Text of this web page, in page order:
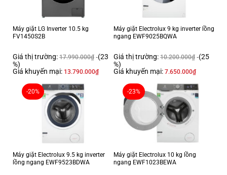
Máy giặt LG Inverter 10.5 kg
FV1450S2B
Giá thị trường: 17.990.000₫ (23
%)
Giá khuyến mại: 13.790.000₫
Máy giặt Electrolux 9 kg inverter lồng
ngang EWF9025BQWA
Giá thị trường: 10.200.000₫ (25
%)
Giá khuyến mại: 7.650.000₫
-20%
Máy giặt Electrolux 9.5 kg inverter
lồng ngang EWF9523BDWA
-23%
Máy giặt Electrolux 10 kg lồng
ngang EWF1023BEWA